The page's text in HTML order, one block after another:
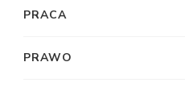
PRACA
PRAWO